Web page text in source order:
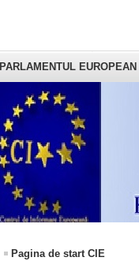
PARLAMENTUL EUROPEAN
Pagina de start CIE